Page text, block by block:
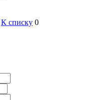
К списку 0